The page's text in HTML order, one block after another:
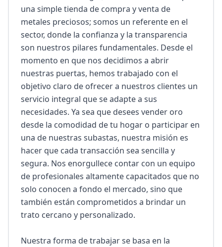
una simple tienda de compra y venta de
metales preciosos; somos un referente en el
sector, donde la confianza y la transparencia
son nuestros pilares fundamentales. Desde el
momento en que nos decidimos a abrir
nuestras puertas, hemos trabajado con el
objetivo claro de ofrecer a nuestros clientes un
servicio integral que se adapte a sus
necesidades. Ya sea que desees vender oro
desde la comodidad de tu hogar o participar en
una de nuestras subastas, nuestra misión es
hacer que cada transacción sea sencilla y
segura. Nos enorgullece contar con un equipo
de profesionales altamente capacitados que no
solo conocen a fondo el mercado, sino que
también están comprometidos a brindar un
trato cercano y personalizado.
Nuestra forma de trabajar se basa en la